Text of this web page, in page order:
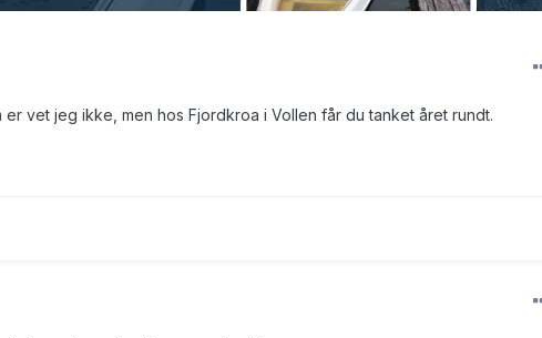
vet jeg ikke, men hos Fjordkroa i Vollen får du tanket året rundt.